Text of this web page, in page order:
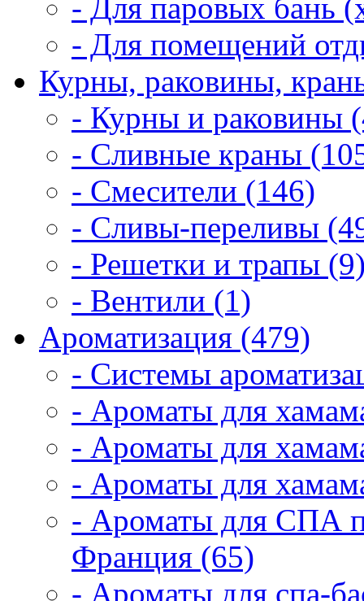
- Для паровых бань
- Для помещений
Курны, раковины,
- Курны и раковины
- Сливные краны
- Смесители (146)
- Сливы-переливы
- Решетки и трапы
- Вентили (1)
Ароматизация (479)
- Системы
- Ароматы для
- Ароматы для
- Ароматы для
- Ароматы для СПА
Франция (65)
- Ароматы для спа-